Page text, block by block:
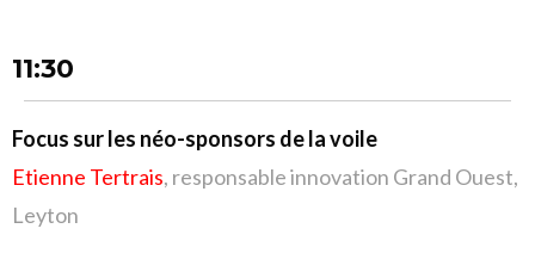
11:30
Focus sur les néo-sponsors de la voile
Etienne Tertrais, responsable innovation Grand Ouest,
Leyton